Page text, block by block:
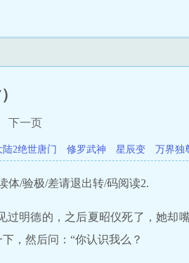
下一页
2绝世唐门 修罗武神 星辰变 万界独
体/验极/差请退出转/码阅读2.
明德的，之后夏昭仪死了，她却
，然后问：“你认识我么？